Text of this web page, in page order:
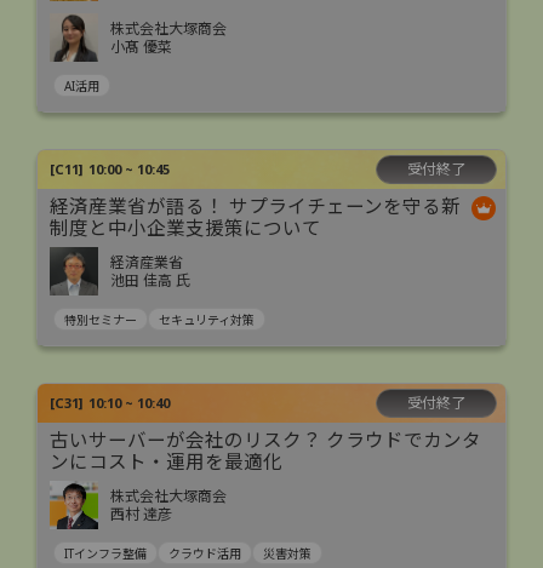
株式会社大塚商会
小髙 優菜
AI活用
[C11] 10:00 ~ 10:45 受付終了
経済産業省が語る！ サプライチェーンを守る新
制度と中小企業支援策について
経済産業省
池田 佳高 氏
特別セミナー セキュリティ対策
[C31] 10:10 ~ 10:40 受付終了
古いサーバーが会社のリスク？ クラウドでカンタ
ンにコスト・運用を最適化
株式会社大塚商会
西村 達彦
ITインフラ整備 クラウド活用 災害対策